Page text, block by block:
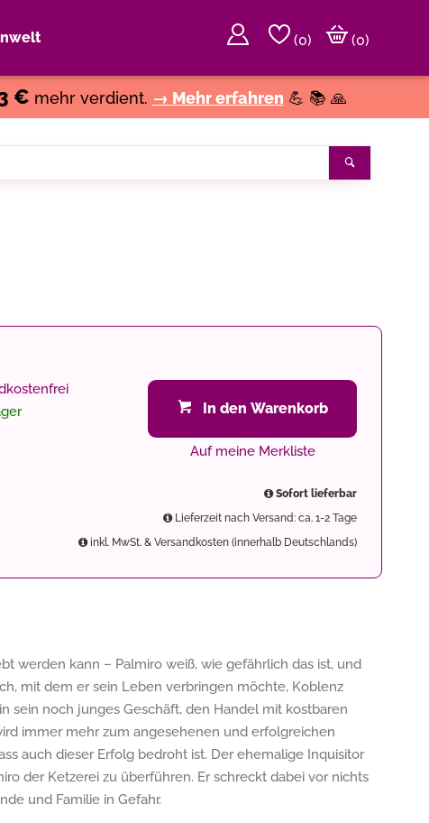
(0)
(0)
€ mehr verdient. → Mehr erfahren 💪 📚 🙏
In den Warenkorb
Auf meine Merkliste
Sofort lieferbar
Lieferzeit nach Versand: ca. 1-2 Tage
inkl. MwSt. & Versandkosten (innerhalb Deutschlands)
werden kann – Palmiro weiß, wie gefährlich das ist, und
mit dem er sein Leben verbringen möchte, Koblenz
sein noch junges Geschäft, den Handel mit kostbaren
immer mehr zum angesehenen und erfolgreichen
auch dieser Erfolg bedroht ist. Der ehemalige Inquisitor
der Ketzerei zu überführen. Er schreckt dabei vor nichts
und Familie in Gefahr.